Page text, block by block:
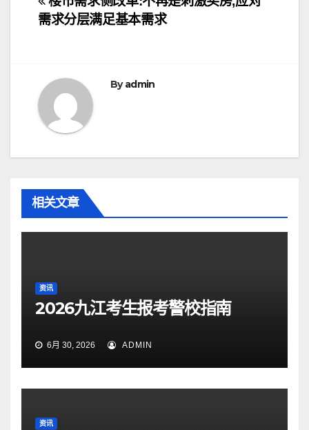
文
章
航
需求分层满足基本需求
Byadmin
相关文章
资讯
2026九江考生报考警校指南
6月 30, 2026 ADMIN
资讯